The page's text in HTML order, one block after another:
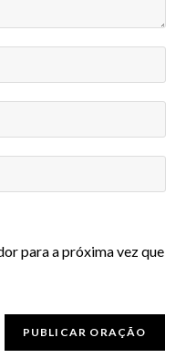
para a próxima vez que